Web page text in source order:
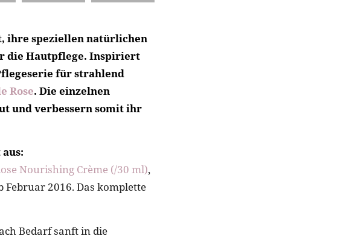
ihre speziellen natürlichen
die Hautpflege. Inspiriert
für strahlend
Rose. Die einzelnen
und verbessern somit ihr
Nourishing Crème (/30 ml),
2016. Das komplette
Bedarf sanft in die